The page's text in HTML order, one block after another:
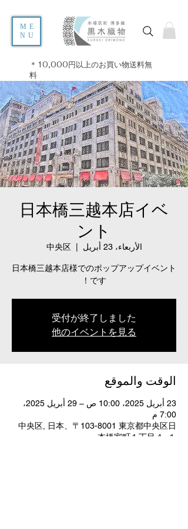
ME
NU
＊10,000円以上のお買い物送料無
料
日本橋三越本店イベ
ント
الأربعاء، 23 أبريل
  |
中央区
日本橋三越本店様でのポップアップイベント
です！
受付が終了しました
他のイベントを見る
الوقت والموقع
23 أبريل 2025، 10:00 ص – 29 أبريل 2025،
7:00 م
中央区, 日本、〒103-8001 東京都中央区日
本橋室町１丁目４−１